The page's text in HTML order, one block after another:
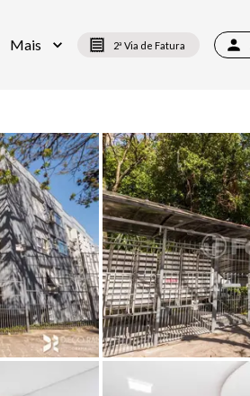
Mais 2ª Via de Fatura